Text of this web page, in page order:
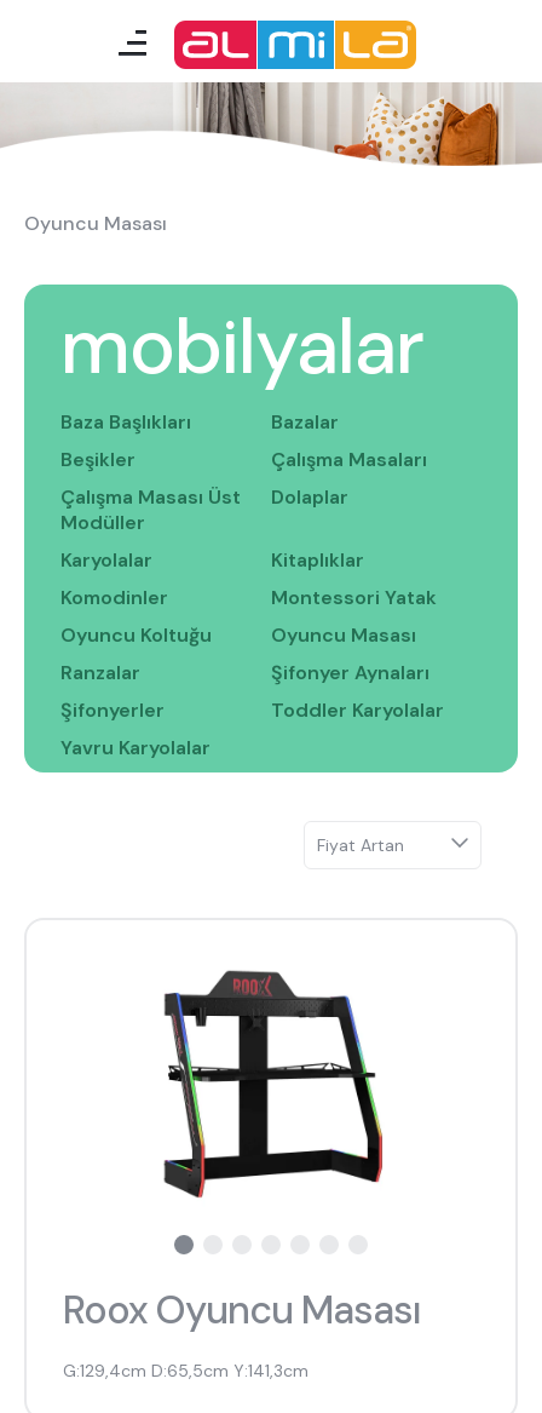
mobilyalar genç odası
çocuk/bebek odası
tamamlayıcılar
Almila Blog
Almila Kariyer
Almila Life Concept
Bilgi Toplumu Hizmetleri
Bize Ulaşın
En Yakın Almila
Oyuncu Masası
mobilyalar
Baza Başlıkları
Bazalar
Beşikler
Çalışma Masaları
Çalışma Masası Üst
Modüller
Dolaplar
Karyolalar
Kitaplıklar
Komodinler
Montessori Yatak
Oyuncu Koltuğu
Oyuncu Masası
Ranzalar
Şifonyer Aynaları
Şifonyerler
Toddler Karyolalar
Yavru Karyolalar
Roox Oyuncu Masası
G:129,4cm D:65,5cm Y:141,3cm